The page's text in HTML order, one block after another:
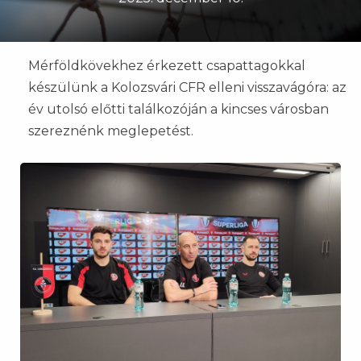
Mérföldkövekhez érkezett csapattagokkal
készülünk a Kolozsvári CFR elleni visszavágóra: az
év utolsó előtti találkozóján a kincses városban
szereznénk meglepetést.